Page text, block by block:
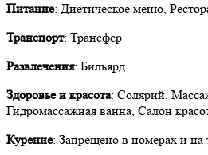
Питание: Диетическое меню,
Транспорт: Трансфер
Развлечения: Бильярд
Здоровье и красота: Солярий,
Гидромассажная ванна, Салон
Курение: Запрещено в номерах и на